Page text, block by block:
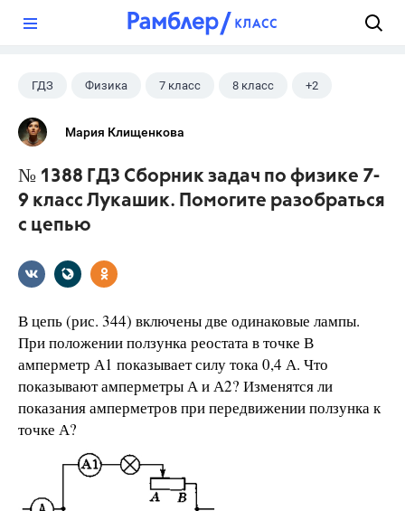
ГДЗ Физика 7 класс 8 класс +2
9 класс
Мария Клищенкова
№ 1388 ГДЗ Сборник задач по физике 7-
9 класс Лукашик. Помогите разобраться
с цепью
В цепь (рис. 344) включены две одинаковые лампы.
При положении ползунка реостата в точке В
амперметр А1 показывает силу тока 0,4 А. Что
показывают амперметры А и А2? Изменятся ли
показания амперметров при передвижении ползунка к
точке А?